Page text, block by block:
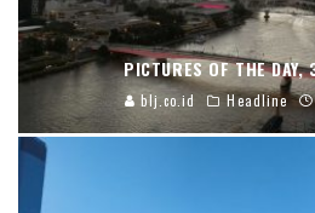
PICTURES OF THE
blj.co.id Headline